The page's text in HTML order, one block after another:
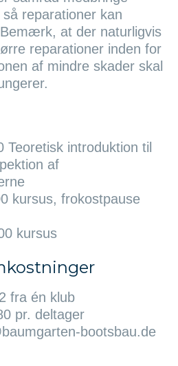
reparationer kan
at der naturligvis
reparationer inden for
af ​​mindre skader skal
Teoretisk introduktion til
af
kursus, frokostpause
kursus
fra én klub
pr. deltager
bootsbau.de